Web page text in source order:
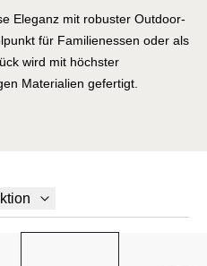
Eleganz mit robuster Outdoor-
für Familienessen oder als
wird mit höchster
Materialien gefertigt.